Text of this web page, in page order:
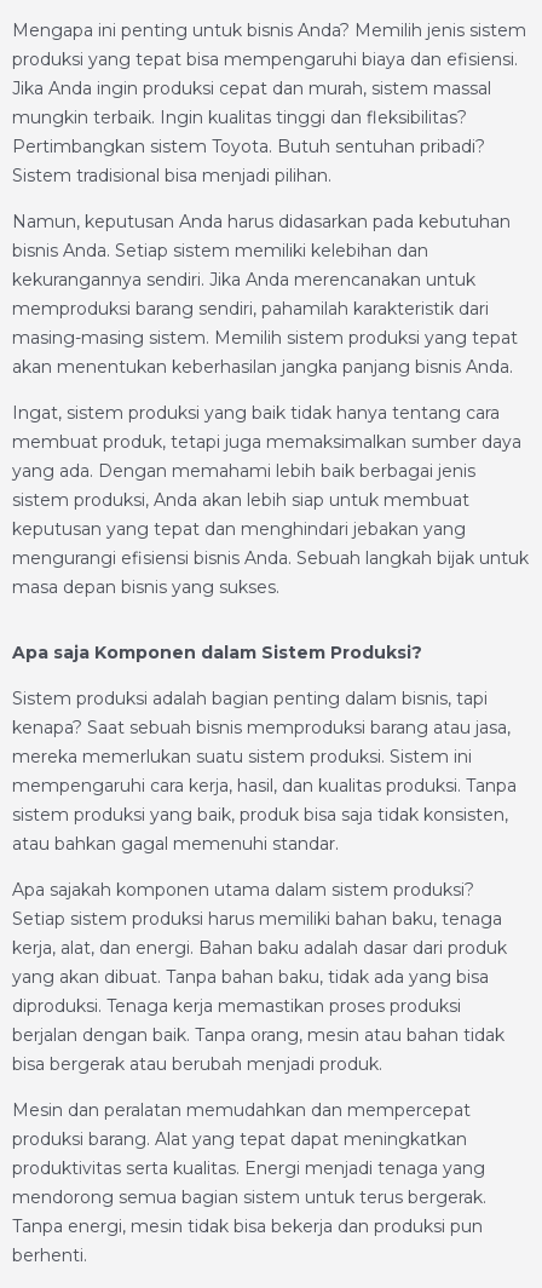
Mengapa ini penting untuk bisnis Anda? Memilih jenis sistem
produksi yang tepat bisa mempengaruhi biaya dan efisiensi.
Jika Anda ingin produksi cepat dan murah, sistem massal
mungkin terbaik. Ingin kualitas tinggi dan fleksibilitas?
Pertimbangkan sistem Toyota. Butuh sentuhan pribadi?
Sistem tradisional bisa menjadi pilihan.
Namun, keputusan Anda harus didasarkan pada kebutuhan
bisnis Anda. Setiap sistem memiliki kelebihan dan
kekurangannya sendiri. Jika Anda merencanakan untuk
memproduksi barang sendiri, pahamilah karakteristik dari
masing-masing sistem. Memilih sistem produksi yang tepat
akan menentukan keberhasilan jangka panjang bisnis Anda.
Ingat, sistem produksi yang baik tidak hanya tentang cara
membuat produk, tetapi juga memaksimalkan sumber daya
yang ada. Dengan memahami lebih baik berbagai jenis
sistem produksi, Anda akan lebih siap untuk membuat
keputusan yang tepat dan menghindari jebakan yang
mengurangi efisiensi bisnis Anda. Sebuah langkah bijak untuk
masa depan bisnis yang sukses.
Apa saja Komponen dalam Sistem Produksi?
Sistem produksi adalah bagian penting dalam bisnis, tapi
kenapa? Saat sebuah bisnis memproduksi barang atau jasa,
mereka memerlukan suatu sistem produksi. Sistem ini
mempengaruhi cara kerja, hasil, dan kualitas produksi. Tanpa
sistem produksi yang baik, produk bisa saja tidak konsisten,
atau bahkan gagal memenuhi standar.
Apa sajakah komponen utama dalam sistem produksi?
Setiap sistem produksi harus memiliki bahan baku, tenaga
kerja, alat, dan energi. Bahan baku adalah dasar dari produk
yang akan dibuat. Tanpa bahan baku, tidak ada yang bisa
diproduksi. Tenaga kerja memastikan proses produksi
berjalan dengan baik. Tanpa orang, mesin atau bahan tidak
bisa bergerak atau berubah menjadi produk.
Mesin dan peralatan memudahkan dan mempercepat
produksi barang. Alat yang tepat dapat meningkatkan
produktivitas serta kualitas. Energi menjadi tenaga yang
mendorong semua bagian sistem untuk terus bergerak.
Tanpa energi, mesin tidak bisa bekerja dan produksi pun
berhenti.